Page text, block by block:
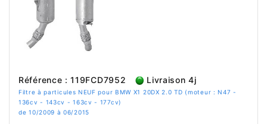
Référence : 119FCD7952 Livraison 4j
Filtre à particules NEUF pour BMW X1 20DX 2.0 TD (moteur : N47 -
136cv - 143cv - 163cv - 177cv)
de 10/2009 à 06/2015